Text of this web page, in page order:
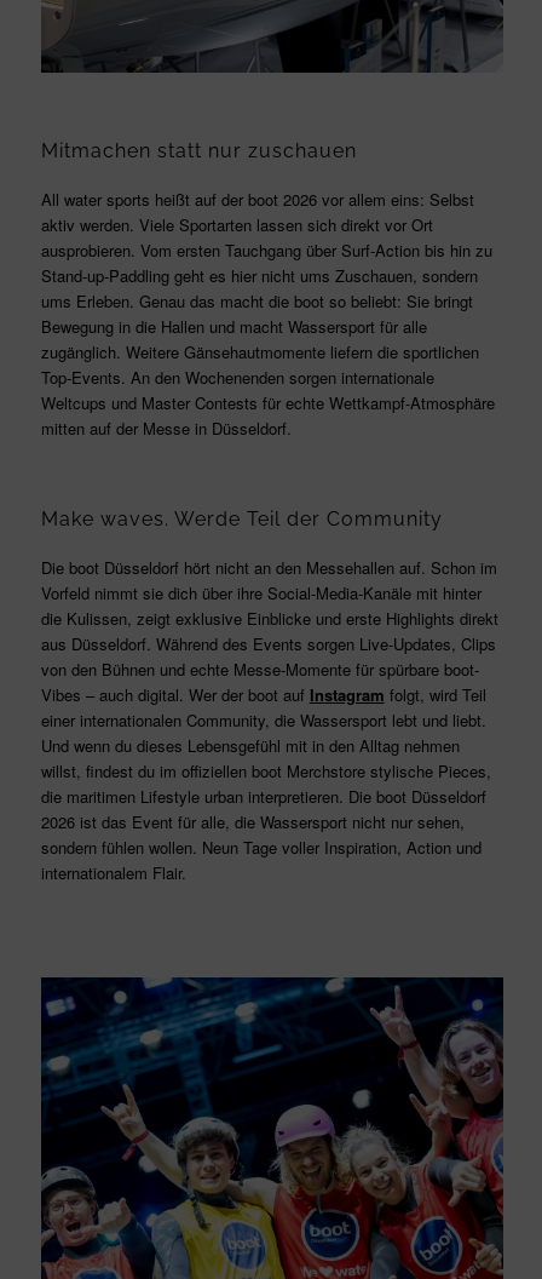
Mitmachen statt nur zuschauen
All water sports heißt auf der boot 2026 vor allem eins: Selbst
aktiv werden. Viele Sportarten lassen sich direkt vor Ort
ausprobieren. Vom ersten Tauchgang über Surf-Action bis hin zu
Stand-up-Paddling geht es hier nicht ums Zuschauen, sondern
ums Erleben. Genau das macht die boot so beliebt: Sie bringt
Bewegung in die Hallen und macht Wassersport für alle
zugänglich. Weitere Gänsehautmomente liefern die sportlichen
Top-Events. An den Wochenenden sorgen internationale
Weltcups und Master Contests für echte Wettkampf-Atmosphäre
mitten auf der Messe in Düsseldorf.
Make waves. Werde Teil der Community
Die boot Düsseldorf hört nicht an den Messehallen auf. Schon im
Vorfeld nimmt sie dich über ihre Social-Media-Kanäle mit hinter
die Kulissen, zeigt exklusive Einblicke und erste Highlights direkt
aus Düsseldorf. Während des Events sorgen Live-Updates, Clips
von den Bühnen und echte Messe-Momente für spürbare boot-
Vibes – auch digital. Wer der boot auf Instagram folgt, wird Teil
einer internationalen Community, die Wassersport lebt und liebt.
Und wenn du dieses Lebensgefühl mit in den Alltag nehmen
willst, findest du im offiziellen boot Merchstore stylische Pieces,
die maritimen Lifestyle urban interpretieren. Die boot Düsseldorf
2026 ist das Event für alle, die Wassersport nicht nur sehen,
sondern fühlen wollen. Neun Tage voller Inspiration, Action und
internationalem Flair.